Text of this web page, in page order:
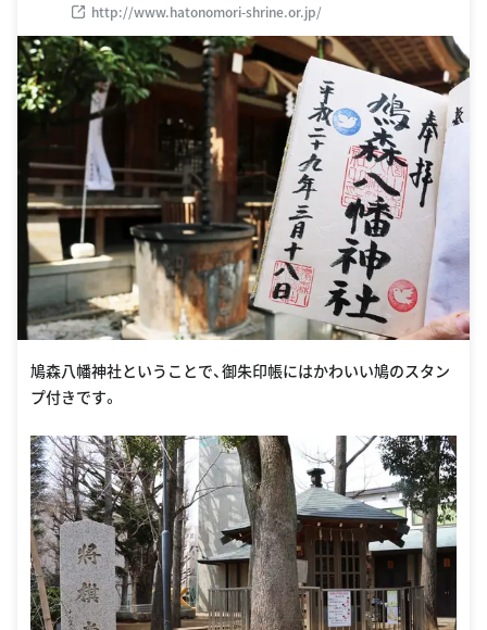
http://www.hatonomori-shrine.or.jp/
鳩森八幡神社ということで、御朱印帳にはかわいい鳩のスタン
プ付きです。